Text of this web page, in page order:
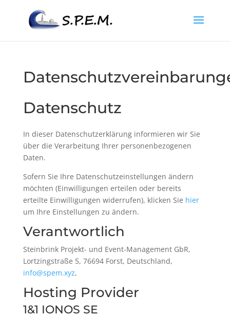
Datenschutz
In dieser Datenschutzerklärung informieren wir Sie
über die Verarbeitung Ihrer personenbezogenen
Daten.
Sofern Sie Ihre Datenschutzeinstellungen ändern
möchten (Einwilligungen erteilen oder bereits
erteilte Einwilligungen widerrufen), klicken Sie hier
um Ihre Einstellungen zu ändern.
Verantwortlich
Steinbrink Projekt- und Event-Management GbR,
Lortzingstraße 5, 76694 Forst, Deutschland,
info@spem.xyz,
Hosting Provider
1&1 IONOS SE